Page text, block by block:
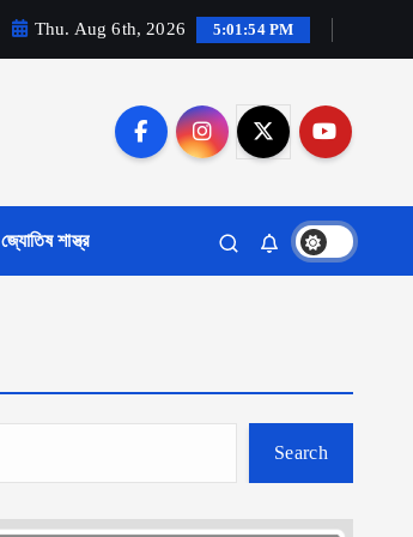
Thu. Aug 6th, 2026 5:01:55 PM
জ্যোতিষ শাস্ত্র
Search